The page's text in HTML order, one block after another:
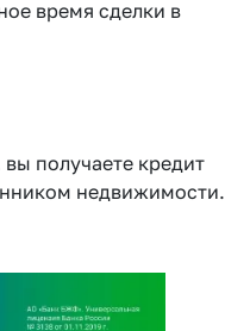
время сделки в
получаете кредит
недвижимости.